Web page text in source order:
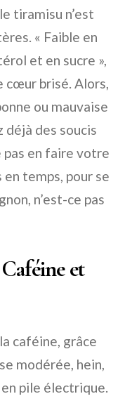
tiramisu n’est
« Faible en
et en sucre »,
cœur brisé. Alors,
ou mauvaise
déjà des soucis
pas en faire votre
temps, pour se
n’est-ce pas
et
caféine, grâce
modérée, hein,
pile électrique.